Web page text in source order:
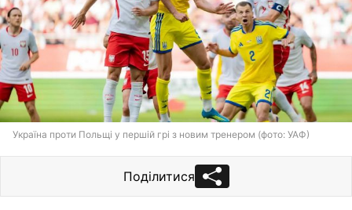
Україна проти Польщі у першій грі з новим тренером (фото: УАФ)
Поділитися